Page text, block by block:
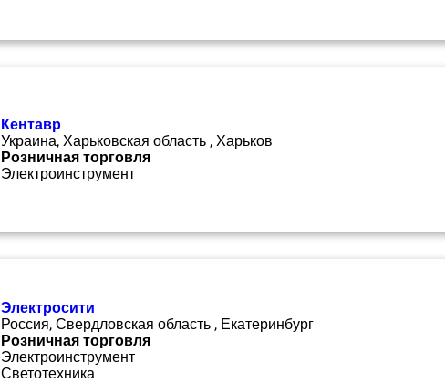
Кентавр
Украина, Харьковская область , Харьков
Розничная торговля
Электроинструмент
Электросити
Россия, Свердловская область , Екатеринбург
Розничная торговля
Электроинструмент
Светотехника